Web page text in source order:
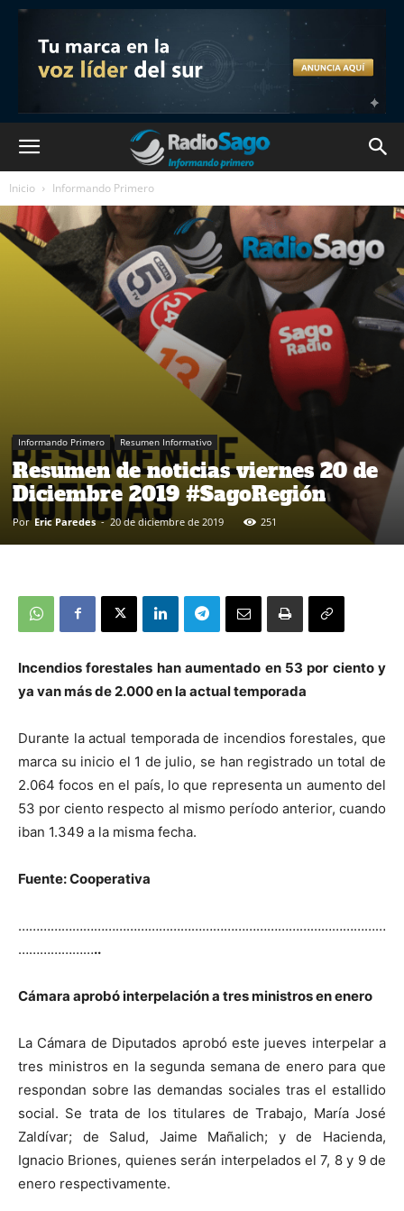
Inicio Informando Primero
Informando Primero Resumen Informativo
Resumen de noticias viernes 20 de
Diciembre 2019 #SagoRegión
Por Eric Paredes - 20 de diciembre de 2019 251
Incendios forestales han aumentado en 53 por ciento y
ya van más de 2.000 en la actual temporada
Durante la actual temporada de incendios forestales, que
marca su inicio el 1 de julio, se han registrado un total de
2.064 focos en el país, lo que representa un aumento del
53 por ciento respecto al mismo período anterior, cuando
iban 1.349 a la misma fecha.
Fuente: Cooperativa
…………………………………………………………………………………………
…………………..
Cámara aprobó interpelación a tres ministros en enero
La Cámara de Diputados aprobó este jueves interpelar a
tres ministros en la segunda semana de enero para que
respondan sobre las demandas sociales tras el estallido
social. Se trata de los titulares de Trabajo, María José
Zaldívar; de Salud, Jaime Mañalich; y de Hacienda,
Ignacio Briones, quienes serán interpelados el 7, 8 y 9 de
enero respectivamente.